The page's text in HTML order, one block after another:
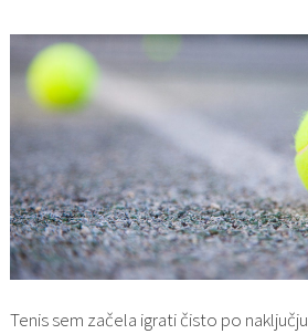
Tenis sem začela igrati čisto po